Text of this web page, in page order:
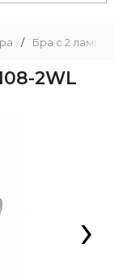
/ Бра с 2
2WL
›